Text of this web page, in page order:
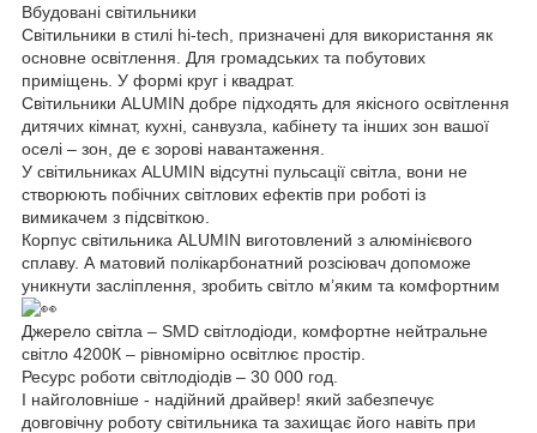
Вбудовані світильники
Світильники в стилі hi-tech, призначені для використання як
основне освітлення. Для громадських та побутових
приміщень. У формі круг і квадрат.
Світильники ALUMIN добре підходять для якісного освітлення
дитячих кімнат, кухні, санвузла, кабінету та інших зон вашої
оселі – зон, де є зорові навантаження.
У світильниках ALUMIN відсутні пульсації світла, вони не
створюють побічних світлових ефектів при роботі із
вимикачем з підсвіткою.
Корпус світильника ALUMIN виготовлений з алюмінієвого
сплаву. А матовий полікарбонатний розсіювач допоможе
уникнути засліплення, зробить світло м’яким та комфортним
Джерело світла – SMD світлодіоди, комфортне нейтральне
світло 4200К – рівномірно освітлює простір.
Ресурс роботи світлодіодів – 30 000 год.
І найголовніше - надійний драйвер! який забезпечує
довговічну роботу світильника та захищає його навіть при